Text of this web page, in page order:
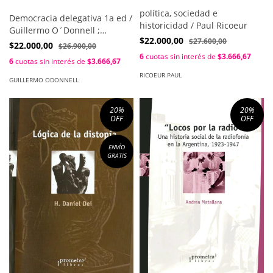
Democracia delegativa 1a ed /
Guillermo O´Donnell ;
Osvaldo Iazzetta ; Hugo
$22.000,00 $26.900,00
6cuotas sin interés de $3.666,67
GUILLERMO ODONNELL
política, sociedad e
historicidad / Paul Ricoeur
$22.000,00 $27.600,00
6cuotas sin interés de $3.666,67
RICOEUR PAUL
20%
OFF
ENVÍO
GRATIS
20%
OFF